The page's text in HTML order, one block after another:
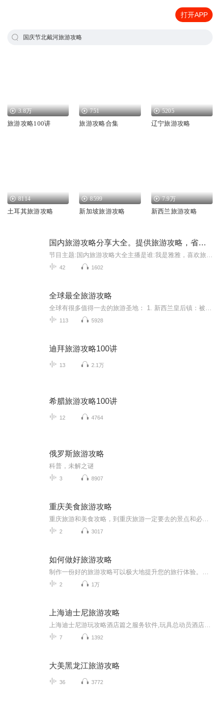
打开APP
国庆节北戴河旅游攻略
3.8万
旅游攻略100讲
751
旅游攻略合集
5205
辽宁旅游攻略
8114
土耳其旅游攻略
8599
新加坡旅游攻略
7.9万
新西兰旅游攻略
国内旅游攻略分享大全。提供旅游攻略，省时省力
42 1602
全球最全旅游攻略
113 5928
迪拜旅游攻略100讲
13 2.1万
希腊旅游攻略100讲
12 4764
俄罗斯旅游攻略
科普，未解之谜
3 8907
重庆美食旅游攻略
2 3017
如何做好旅游攻略
2 1万
上海迪士尼旅游攻略
7 1392
大美黑龙江旅游攻略
36 3772